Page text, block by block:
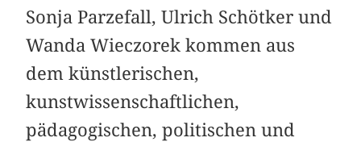
Sonja Parzefall, Ulrich Schötker und
Wanda Wieczorek kommen aus
dem künstlerischen,
kunstwissenschaftlichen,
pädagogischen, politischen und